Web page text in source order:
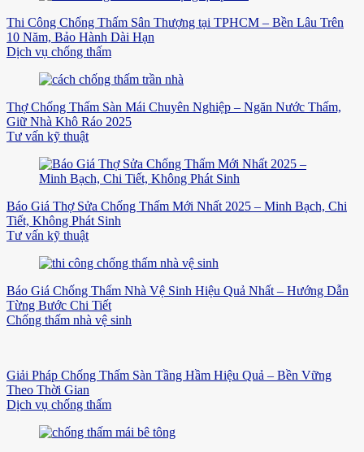
Thi Công Chống Thấm Sân Thượng tại TPHCM – Bền Lâu Trên
10 Năm, Bảo Hành Dài Hạn
Dịch vụ chống thấm
Thợ Chống Thấm Sàn Mái Chuyên Nghiệp – Ngăn Nước Thấm,
Giữ Nhà Khô Ráo 2025
Tư vấn kỹ thuật
Báo Giá Thợ Sửa Chống Thấm Mới Nhất 2025 – Minh Bạch, Chi
Tiết, Không Phát Sinh
Tư vấn kỹ thuật
Báo Giá Chống Thấm Nhà Vệ Sinh Hiệu Quả Nhất – Hướng Dẫn
Từng Bước Chi Tiết
Chống thấm nhà vệ sinh
Giải Pháp Chống Thấm Sàn Tầng Hầm Hiệu Quả – Bền Vững
Theo Thời Gian
Dịch vụ chống thấm